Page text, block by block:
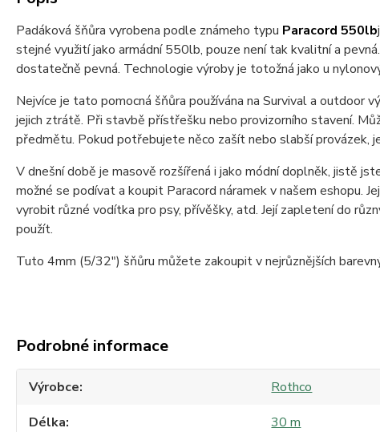
Padáková šňůra vyrobena podle známeho typu Paracord 550lb
stejné využití jako armádní 550lb, pouze není tak kvalitní a
dostatečně pevná. Technologie výroby je totožná jako u
Nejvíce je tato pomocná šňůra používána na Survival a outdoor
jejich ztrátě. Při stavbě přístřešku nebo provizorního stavení.
předmětu. Pokud potřebujete něco zašít nebo slabší provázek,
V dnešní době je masově rozšířená i jako módní doplněk, jistě
možné se podívat a koupit Paracord náramek v našem eshopu.
vyrobit různé vodítka pro psy, přívěšky, atd. Její zapletení do
použít.
Tuto 4mm (5/32") šňůru můžete zakoupit v nejrůznějších
Podrobné informace
Výrobce
Rothco
Délka
30 m